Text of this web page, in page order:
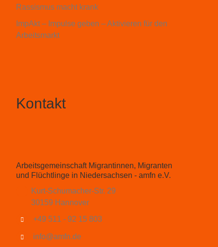
Rassismus macht krank
ImpAkt – Impulse geben – Aktivieren für den
Arbeitsmarkt
Kontakt
Arbeitsgemeinschaft Migrantinnen, Migranten
und Flüchtlinge in Niedersachsen - amfn e.V.
Kurt-Schumacher-Str. 29
30159 Hannover
+49 511 - 92 15 803
info@amfn.de